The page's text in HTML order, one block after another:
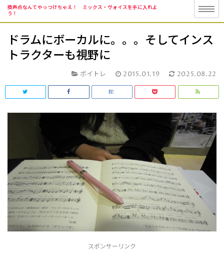
換声点なんてやっつけちゃえ！ ミックス・ヴォイスを手に入れよ
う！
ドラムにボーカルに。。。そしてインス
トラクターも視野に
ボイトレ 2015.01.19 2025.08.22
スポンサーリンク